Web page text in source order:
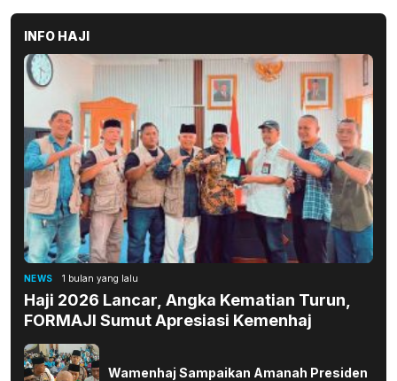
INFO HAJI
NEWS 1 bulan yang lalu
Haji 2026 Lancar, Angka Kematian Turun,
FORMAJI Sumut Apresiasi Kemenhaj
Wamenhaj Sampaikan Amanah Presiden